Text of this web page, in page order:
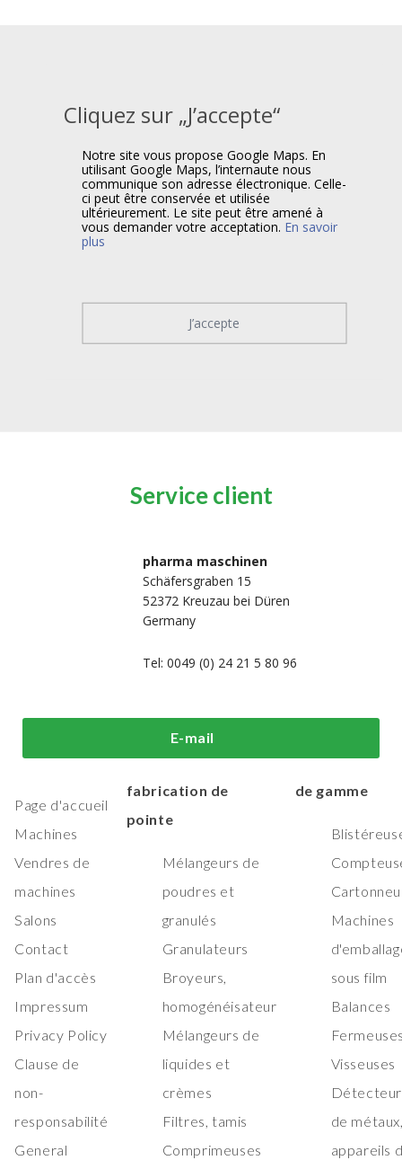
Service client
pharma maschinen
Schäfersgraben 15
52372 Kreuzau bei Düren
Germany
Tel: 0049 (0) 24 21 5 80 96
E-mail
Cliquez sur „J’accepte“
Notre site vous propose Google Maps. En
utilisant Google Maps, l’internaute nous
communique son adresse électronique. Celle-
ci peut être conservée et utilisée
ultérieurement. Le site peut être amené à
vous demander votre acceptation. En savoir
plus
J’accepte
Page d'accueil
Machines
Vendres de
machines
Salons
Contact
Plan d'accès
Impressum
Privacy Policy
Clause de
non-
responsabilité
General
Machines de
traitement et de
fabrication de
pointe
Mélangeurs de
poudres et
granulés
Granulateurs
Broyeurs,
homogénéisateur
Mélangeurs de
liquides et
crèmes
Filtres, tamis
Comprimeuses
d'emballage
de gamme
Machines
sous film
Balances
Visseuses
de
appareils